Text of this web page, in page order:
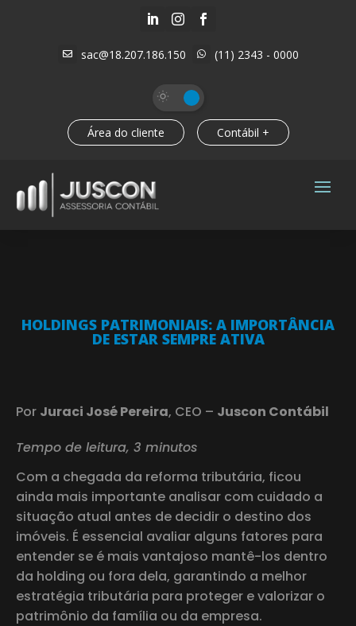
  
 sac@18.207.186.150  (11) 2343 - 0000
Área do cliente Contábil +
HOLDINGS PATRIMONIAIS: A IMPORTÂNCIA
DE ESTAR SEMPRE ATIVA
Por Juraci José Pereira, CEO – Juscon Contábil
Tempo de leitura, 3 minutos
Com a chegada da reforma tributária, ficou
ainda mais importante analisar com cuidado a
situação atual antes de decidir o destino dos
imóveis. É essencial avaliar alguns fatores para
entender se é mais vantajoso mantê-los dentro
da holding ou fora dela, garantindo a melhor
estratégia tributária para proteger e valorizar o
patrimônio da família ou da empresa.